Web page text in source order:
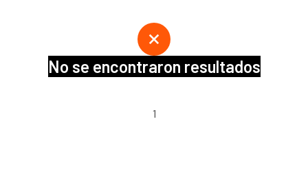
No se encontraron resultados
1